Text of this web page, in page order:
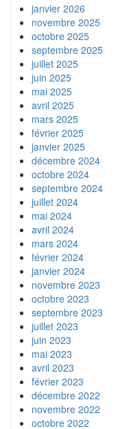
janvier 2026
novembre 2025
octobre 2025
septembre 2025
juillet 2025
juin 2025
mai 2025
avril 2025
mars 2025
février 2025
janvier 2025
décembre 2024
octobre 2024
septembre 2024
juillet 2024
mai 2024
avril 2024
mars 2024
février 2024
janvier 2024
novembre 2023
octobre 2023
septembre 2023
juillet 2023
juin 2023
mai 2023
avril 2023
février 2023
décembre 2022
novembre 2022
octobre 2022